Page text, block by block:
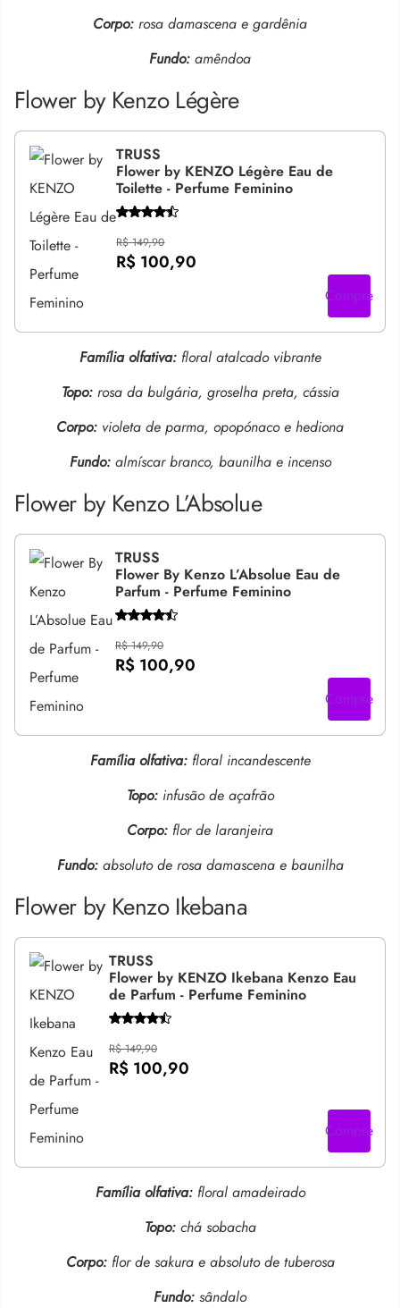
Corpo: rosa damascena e gardênia
Fundo: amêndoa
Flower by Kenzo Légère
TRUSS
Flower by KENZO Légère Eau de
Toilette - Perfume Feminino
R$ 149,90
R$ 100,90
Compre
Família olfativa: floral atalcado vibrante
Topo: rosa da bulgária, groselha preta, cássia
Corpo: violeta de parma, opopónaco e hediona
Fundo: almíscar branco, baunilha e incenso
Flower by Kenzo L’Absolue
TRUSS
Flower By Kenzo L’Absolue Eau de
Parfum - Perfume Feminino
R$ 149,90
R$ 100,90
Compre
Família olfativa: floral incandescente
Topo: infusão de açafrão
Corpo: flor de laranjeira
Fundo: absoluto de rosa damascena e baunilha
Flower by Kenzo Ikebana
TRUSS
Flower by KENZO Ikebana Kenzo Eau
de Parfum - Perfume Feminino
R$ 149,90
R$ 100,90
Compre
Família olfativa: floral amadeirado
Topo: chá sobacha
Corpo:flor de sakura e absoluto de tuberosa
Fundo: sândalo